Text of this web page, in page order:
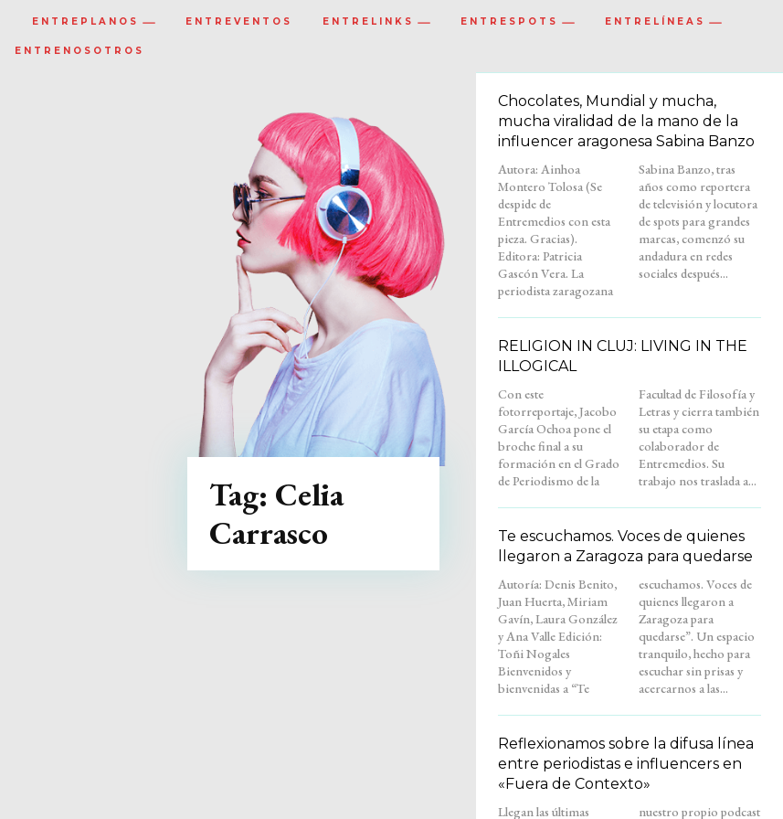
ENTREPLANOS ENTREVENTOS ENTRELINKS ENTRESPOTS ENTRELÍNEAS
ENTRENOSOTROS
Tag: Celia
Carrasco
Chocolates, Mundial y mucha,
mucha viralidad de la mano de la
influencer aragonesa Sabina Banzo
Autora: Ainhoa
Montero Tolosa (Se
despide de
Entremedios con esta
pieza. Gracias).
Editora: Patricia
Gascón Vera. La
periodista zaragozana
Sabina Banzo, tras
años como reportera
de televisión y locutora
de spots para grandes
marcas, comenzó su
andadura en redes
sociales después...
RELIGION IN CLUJ: LIVING IN THE
ILLOGICAL
Con este
fotorreportaje, Jacobo
García Ochoa pone el
broche final a su
formación en el Grado
de Periodismo de la
Facultad de Filosofía y
Letras y cierra también
su etapa como
colaborador de
Entremedios. Su
trabajo nos traslada a...
Te escuchamos. Voces de quienes
llegaron a Zaragoza para quedarse
Autoría: Denis Benito,
Juan Huerta, Miriam
Gavín, Laura González
y Ana Valle Edición:
Toñi Nogales
Bienvenidos y
bienvenidas a “Te
escuchamos. Voces de
quienes llegaron a
Zaragoza para
quedarse”. Un espacio
tranquilo, hecho para
escuchar sin prisas y
acercarnos a las...
Reflexionamos sobre la difusa línea
entre periodistas e influencers en
«Fuera de Contexto»
Llegan las últimas
nuestro propio podcast